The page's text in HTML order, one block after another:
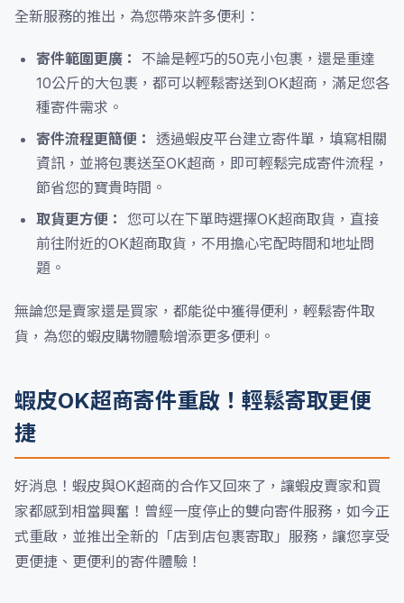
全新服務的推出，為您帶來許多便利：
寄件範圍更廣：
不論是輕巧的50克小包裹，還是重達
10公斤的大包裹，都可以輕鬆寄送到OK超商，滿足您各
種寄件需求。
寄件流程更簡便： 透過蝦皮平台建立寄件單，填寫相關
資訊，並將包裹送至OK超商，即可輕鬆完成寄件流程，
節省您的寶貴時間。
取貨更方便： 您可以在下單時選擇OK超商取貨，直接
前往附近的OK超商取貨，不用擔心宅配時間和地址問
題。
無論您是賣家還是買家，都能從中獲得便利，輕鬆寄件取
貨，為您的蝦皮購物體驗增添更多便利。
蝦皮OK超商寄件重啟！輕鬆寄取更便
捷
好消息！蝦皮與OK超商的合作又回來了，讓蝦皮賣家和買
家都感到相當興奮！曾經一度停止的雙向寄件服務，如今正
式重啟，並推出全新的「店到店包裹寄取」服務，讓您享受
更便捷、更便利的寄件體驗！